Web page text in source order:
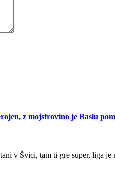
z mojstrovino je Baslu
v Švici, tam ti gre super, liga